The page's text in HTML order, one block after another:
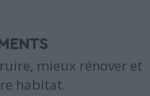
mieux rénover et
habitat.